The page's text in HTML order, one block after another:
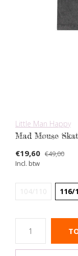
Little Man Happy
Mad Mouse
€19,60 €49,00
Incl. btw
104/110 116/